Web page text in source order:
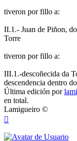
tiveron por fillo a:
II.1.- Juan de Piñon,
Torre
tiveron por fillo a:
III.1.-descoñecida da
descendencia dentro
Última edición por
en total.
Lamigueiro ©